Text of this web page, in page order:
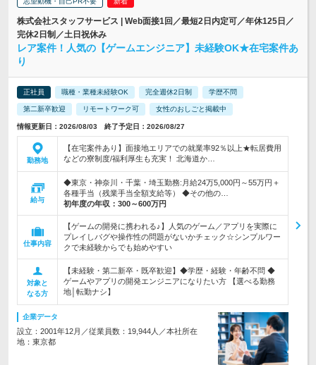
株式会社スタッフサービス | Web面接1回／最短2日内定可／年休125日／
完休2日制／土日祝休み
レア案件！人気の【ゲームエンジニア】未経験OK★在宅案件あ
り
正社員 職種・業種未経験OK 完全週休2日制 学歴不問
第二新卒歓迎 リモートワーク可 女性のおしごと掲載中
情報更新日：2026/08/03 終了予定日：2026/08/27
勤務地
【在宅案件あり】面接地エリアでの就業率92％以上★転居費用
などの寮制度/福利厚生も充実！ 北海道か…
給与
◆東京・神奈川・千葉・埼玉勤務:月給24万5,000円～55万円＋
各種手当（残業手当全額支給等） ◆その他の…
初年度の年収： 300～600万円
仕事内容
【ゲームの開発に携われる♪】人気のゲーム／アプリを実際に
プレイしバグや操作性の問題がないかチェック☆シンプルワー
クで未経験からでも始めやすい
対象と
なる方
【未経験・第二新卒・既卒歓迎】◆学歴・経験・年齢不問 ◆
ゲームやアプリの開発エンジニアになりたい方 【選べる勤務
地│転勤ナシ】
企業データ
設立：2001年12月／従業員数：19,944人／本社所在
地：東京都